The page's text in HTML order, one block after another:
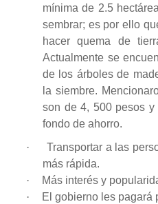
mínima de 2.5
sembrar; es por ello
hacer quema de
Actualmente se
de los árboles de
la siembre.
son de 4, 500 pesos
fondo de ahorro.
·
Transportar a las
más rápida.
·
Más interés y
·
El gobierno les pagará